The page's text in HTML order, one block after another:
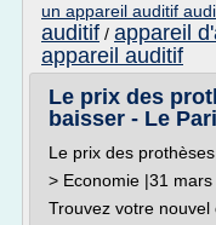
un appareil auditif
auditif / appareil
appareil auditif
Le prix des
baisser - Le
Le prix des
> Economie |31
Trouvez votre